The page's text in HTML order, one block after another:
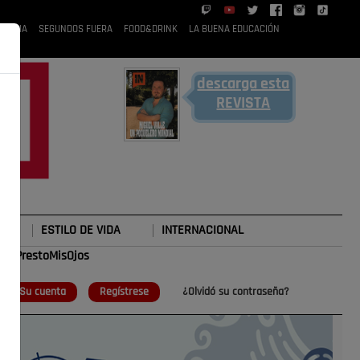
RUBIA SEGUNDOS FUERA FOOD&DRINK LA BUENA EDUCACIÓN
descarga esta
REVISTA
ESTILO DE VIDA INTERNACIONAL
Su cuenta Regístrese ¿Olvidó su contraseña?